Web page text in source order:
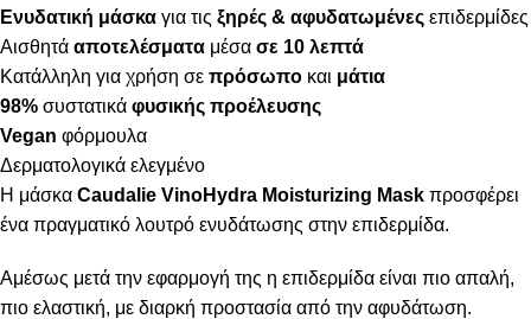
Ενυδατική μάσκα για τις ξηρές & αφυδατωμένες επιδερμίδες
Αισθητά αποτελέσματα μέσα σε 10 λεπτά
Κατάλληλη για χρήση σε πρόσωπο και μάτια
98% συστατικά φυσικής προέλευσης
Vegan φόρμουλα
Δερματολογικά ελεγμένο
Η μάσκα Caudalie VinoHydra Moisturizing Mask προσφέρει
ένα πραγματικό λουτρό ενυδάτωσης στην επιδερμίδα.
Αμέσως μετά την εφαρμογή της η επιδερμίδα είναι πιο απαλή,
πιο ελαστική, με διαρκή προστασία από την αφυδάτωση.